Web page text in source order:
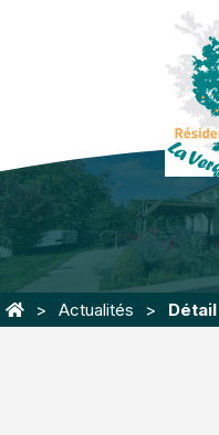
Actualités